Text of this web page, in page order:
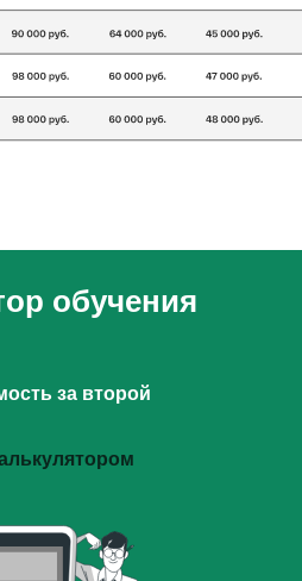
обучения
за второй